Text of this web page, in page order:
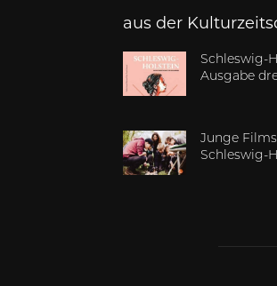
aus der
Schleswig-
Ausgabe
Junge
Schleswig-